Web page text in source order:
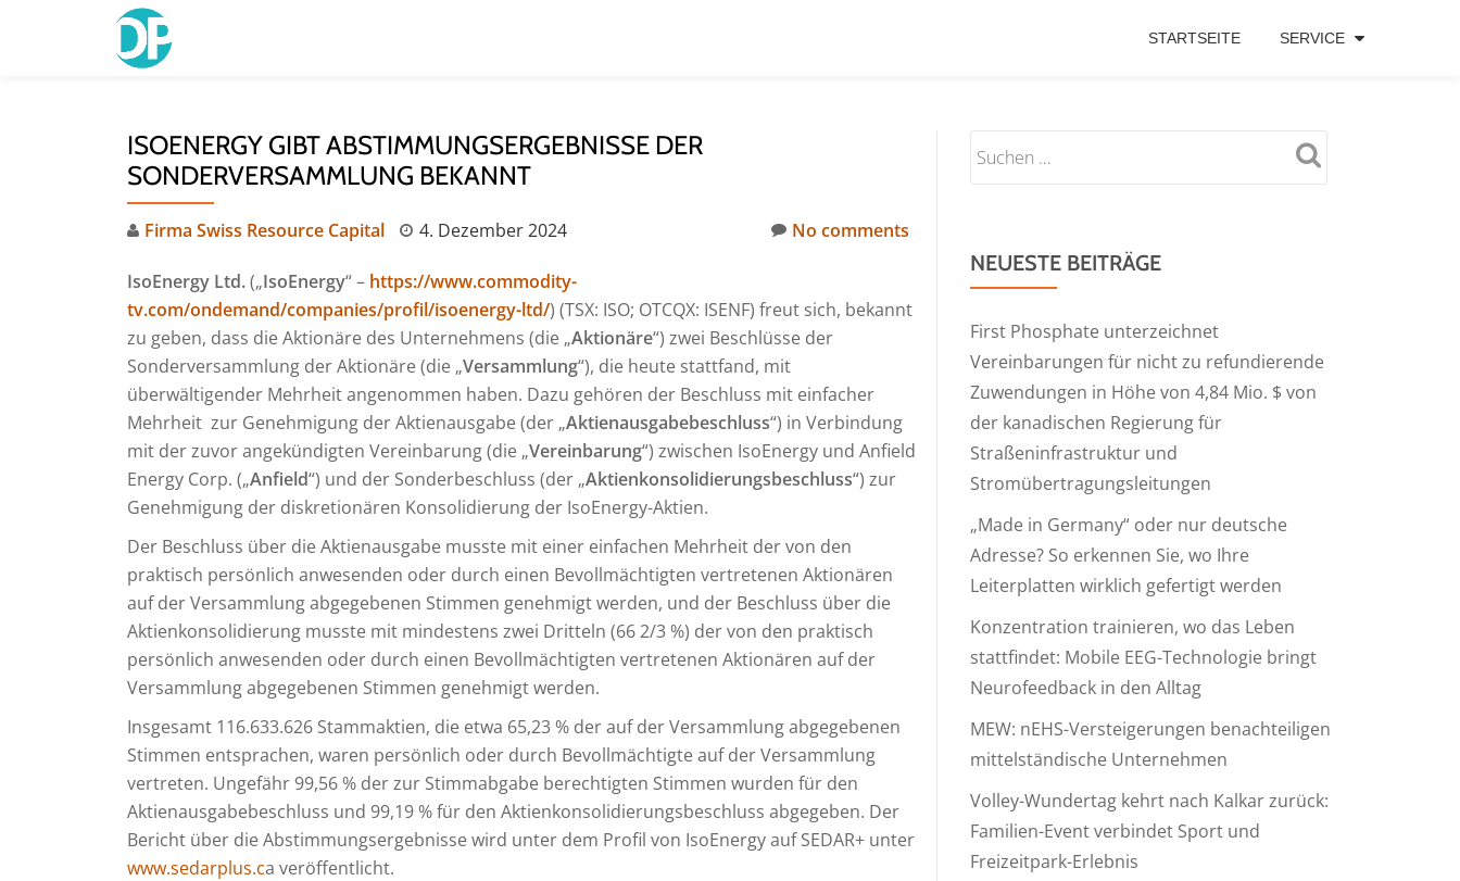
STARTSEITE SERVICE
ISOENERGY GIBT ABSTIMMUNGSERGEBNISSE DER
SONDERVERSAMMLUNG BEKANNT
Firma Swiss Resource Capital 4. Dezember 2024 No comments
IsoEnergy Ltd.(„IsoEnergy“ – https://www.commodity-
tv.com/ondemand/companies/profil/isoenergy-ltd/) (TSX: ISO; OTCQX: ISENF) freut sich, bekannt
zu geben, dass die Aktionäre des Unternehmens (die „Aktionäre“) zwei Beschlüsse der
Sonderversammlung der Aktionäre (die „Versammlung“), die heute stattfand, mit
überwältigender Mehrheit angenommen haben. Dazu gehören der Beschluss mit einfacher
Mehrheit zur Genehmigung der Aktienausgabe (der „Aktienausgabebeschluss“) in Verbindung
mit der zuvor angekündigten Vereinbarung (die „Vereinbarung“) zwischen IsoEnergy und Anfield
Energy Corp. („Anfield“) und der Sonderbeschluss (der „Aktienkonsolidierungsbeschluss“) zur
Genehmigung der diskretionären Konsolidierung der IsoEnergy-Aktien.
Der Beschluss über die Aktienausgabe musste mit einer einfachen Mehrheit der von den
praktisch persönlich anwesenden oder durch einen Bevollmächtigten vertretenen Aktionären
auf der Versammlung abgegebenen Stimmen genehmigt werden, und der Beschluss über die
Aktienkonsolidierung musste mit mindestens zwei Dritteln (66 2/3 %) der von den praktisch
persönlich anwesenden oder durch einen Bevollmächtigten vertretenen Aktionären auf der
Versammlung abgegebenen Stimmen genehmigt werden.
Insgesamt 116.633.626 Stammaktien, die etwa 65,23 % der auf der Versammlung abgegebenen
Stimmen entsprachen, waren persönlich oder durch Bevollmächtigte auf der Versammlung
vertreten. Ungefähr 99,56 % der zur Stimmabgabe berechtigten Stimmen wurden für den
Aktienausgabebeschluss und 99,19 % für den Aktienkonsolidierungsbeschluss abgegeben. Der
Bericht über die Abstimmungsergebnisse wird unter dem Profil von IsoEnergy auf SEDAR+ unter
www.sedarplus.ca veröffentlicht.
NEUESTE BEITRÄGE
First Phosphate unterzeichnet
Vereinbarungen für nicht zu refundierende
Zuwendungen in Höhe von 4,84 Mio. $ von
der kanadischen Regierung für
Straßeninfrastruktur und
Stromübertragungsleitungen
„Made in Germany“ oder nur deutsche
Adresse? So erkennen Sie, wo Ihre
Leiterplatten wirklich gefertigt werden
Konzentration trainieren, wo das Leben
stattfindet: Mobile EEG-Technologie bringt
Neurofeedback in den Alltag
MEW: nEHS-Versteigerungen benachteiligen
mittelständische Unternehmen
Volley-Wundertag kehrt nach Kalkar zurück:
Familien-Event verbindet Sport und
Freizeitpark-Erlebnis